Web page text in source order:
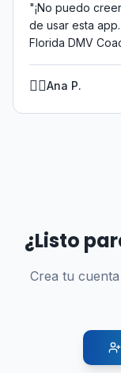
"¡No puedo
de usar esta
Florida DMV
👩‍⚕️Ana P.
¿Listo
Crea tu